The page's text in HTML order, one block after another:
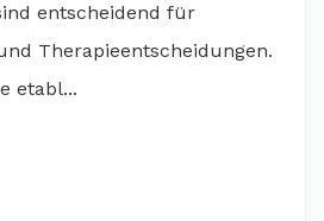
entscheidend für
Therapieentscheidungen.
etabl...